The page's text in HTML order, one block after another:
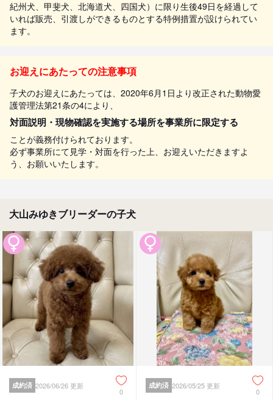
紀州犬、甲斐犬、北海道犬、四国犬）に限り生後49日を経過して
いれば販売、引渡しができるものとする特例措置が設けられてい
ます。
お迎えにあたっての注意事項
子犬のお迎えにあたっては、2020年6月1日より改正された動物愛
護管理法第21条の4により、
対面説明・現物確認を実施する場所を事業所に限定する
ことが義務付けられております。
必ず事業所にて見学・対面を行った上、お迎えいただきますよ
う、お願いいたします。
大山みゆきブリーダーの子犬
成約済 2026/06/26 更新
0
成約済 2026/05/25 更新
0